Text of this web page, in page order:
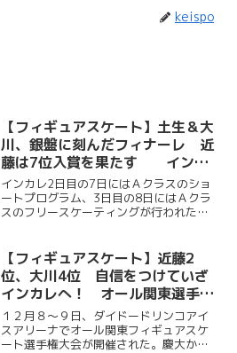
keispo
【フィギュアスケート】土生＆大
川、銀盤に刻んだフィナーレ 近
藤は7位入賞を果たす インカ
レ2・3日目
インカレ2日目の7日にはＡクラスのショ
ートプログラム、3日目の8日にはＡクラ
スのフリースケーティングが行われた。
ティングで7位、総合7位となり入賞を果
たした。そして...
【フィギュアスケート】近藤2
位、大川4位 自信をつけていざ
インカレへ！ オール関東選手権
大会
１２月８～９日、ダイドードリンコアイ
スアリーナでオール関東フィギュアスケ
ート選手権大会が開催された。慶大から